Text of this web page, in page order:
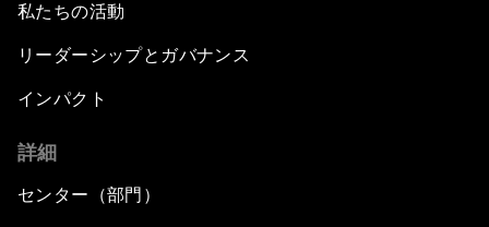
私たちの活動
リーダーシップとガバナンス
インパクト
詳細
センター（部門）